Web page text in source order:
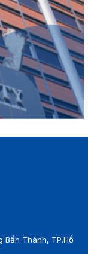
Bến Thành, TP.Hồ